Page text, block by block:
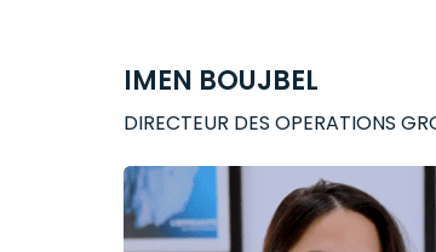
IMEN BOUJBEL
DIRECTEUR DES OPERATIONS